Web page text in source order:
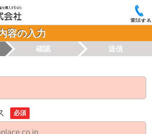
電話する
容の入力
確認 送信
必須